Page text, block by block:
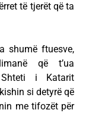
të tjerët që ta
shumë ftuesve,
që t’ua
Shteti i Katarit
si detyrë që
me tifozët për